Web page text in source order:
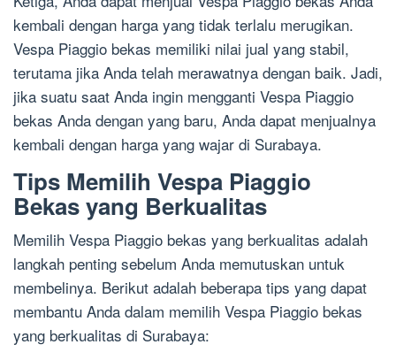
kembali dengan harga yang tidak terlalu merugikan.
Vespa Piaggio bekas memiliki nilai jual yang stabil,
terutama jika Anda telah merawatnya dengan baik. Jadi,
jika suatu saat Anda ingin mengganti Vespa Piaggio
bekas Anda dengan yang baru, Anda dapat menjualnya
kembali dengan harga yang wajar di Surabaya.
Tips Memilih Vespa Piaggio
Bekas yang Berkualitas
Memilih Vespa Piaggio bekas yang berkualitas adalah
langkah penting sebelum Anda memutuskan untuk
membelinya. Berikut adalah beberapa tips yang dapat
membantu Anda dalam memilih Vespa Piaggio bekas
yang berkualitas di Surabaya: